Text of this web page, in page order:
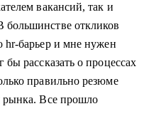
вакансий, так и
откликов
hr-барьер и мне нужен
рассказать о процессах
правильно резюме
рынка. Все прошло